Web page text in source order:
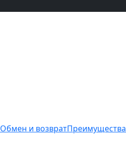
Обмен и возвратПреимущества